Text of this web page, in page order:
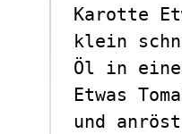
Karotte
klein
Öl in
Etwas
und